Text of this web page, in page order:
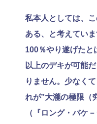
私本人としては、
ある、と考えてい
100％やり遂げたと
以上のデキが可能
りません。少なく
れが”大瀧の極限（
（『ロング・バケ